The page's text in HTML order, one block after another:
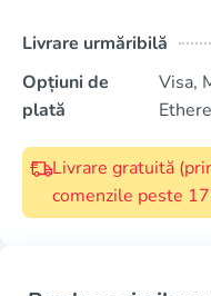
Livrare urmăribilă
Opțiuni de
plată
Visa,
Livrare gratuită
comenzile peste